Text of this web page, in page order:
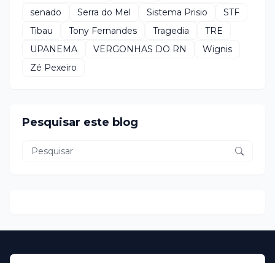
senado
Serra do Mel Sistema Prisio
STF
Tibau
Tony Fernandes Tragedia
TRE
UPANEMA
VERGONHAS DO RN
Wignis
Zé Pexeiro
Pesquisar este blog
HomeAbout Us